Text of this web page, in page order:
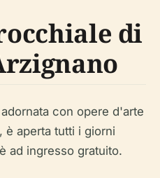
di
con opere d'arte
è aperta tutti i giorni
ad ingresso gratuito.